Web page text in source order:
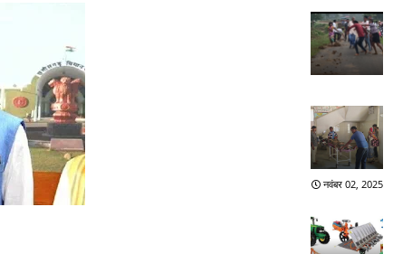
नवंबर 02, 2025